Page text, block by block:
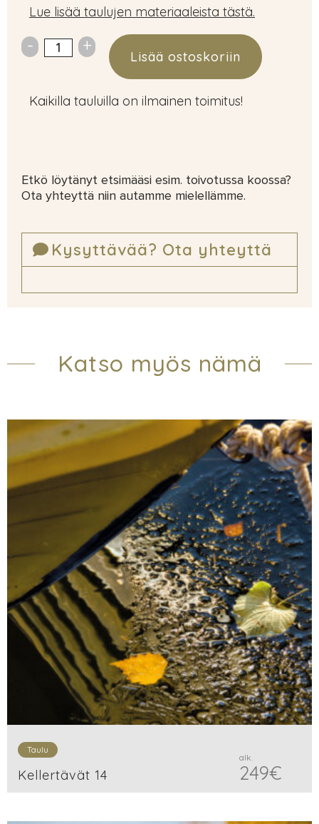
Lue lisää taulujen materiaaleista tästä.
Lisää ostoskoriin
Kaikilla tauluilla on ilmainen toimitus!
Etkö löytänyt etsimääsi esim. toivotussa koossa?
Ota yhteyttä niin autamme mielellämme.
Kysyttävää? Ota yhteyttä
Katso myös nämä
Taulu
Kellertävät 14
alk.
249€